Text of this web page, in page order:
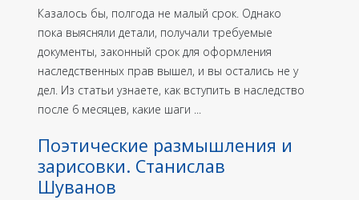
Казалось бы, полгода не малый срок. Однако
пока выясняли детали, получали требуемые
документы, законный срок для оформления
наследственных прав вышел, и вы остались не у
дел. Из статьи узнаете, как вступить в наследство
после 6 месяцев, какие шаги ...
Поэтические размышления и
зарисовки. Станислав
Шуванов